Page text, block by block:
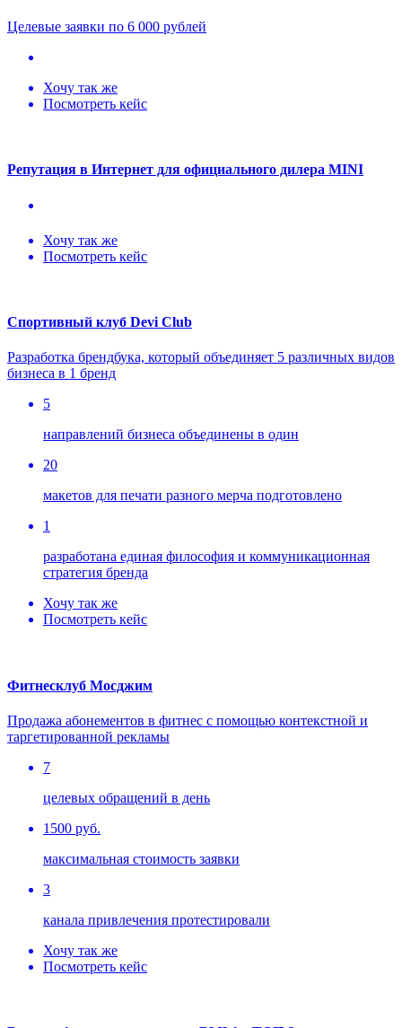
Целевые заявки по 6 000 рублей
Хочу так же
Посмотреть кейс
Репутация в Интернет для официального дилера MINI
Хочу так же
Посмотреть кейс
Спортивный клуб Devi Club
Разработка брендбука, который объединяет 5 различных видов
бизнеса в 1 бренд
5
направлений бизнеса объединены в один
20
макетов для печати разного мерча подготовлено
1
разработана единая философия и коммуникационная
стратегия бренда
Хочу так же
Посмотреть кейс
Фитнесклуб Мосджим
Продажа абонементов в фитнес с помощью контекстной и
таргетированной рекламы
7
целевых обращений в день
1500 руб.
максимальная стоимость заявки
3
канала привлечения протестировали
Хочу так же
Посмотреть кейс